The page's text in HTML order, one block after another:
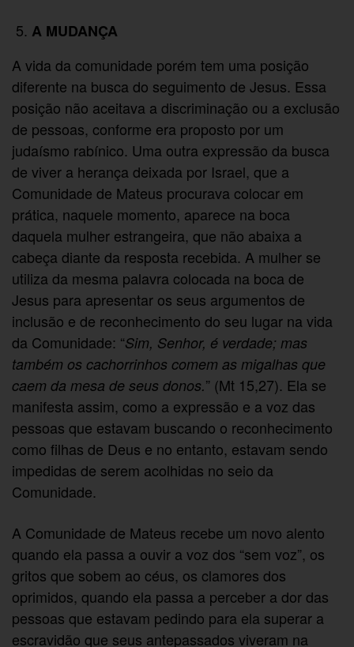
A MUDANÇA
A vida da comunidade porém tem uma posição
diferente na busca do seguimento de Jesus. Essa
posição não aceitava a discriminação ou a exclusão
de pessoas, conforme era proposto por um
judaísmo rabínico. Uma outra expressão da busca
de viver a herança deixada por Israel, que a
Comunidade de Mateus procurava colocar em
prática, naquele momento, aparece na boca
daquela mulher estrangeira, que não abaixa a
cabeça diante da resposta recebida. A mulher se
utiliza da mesma palavra colocada na boca de
Jesus para apresentar os seus argumentos de
inclusão e de reconhecimento do seu lugar na vida
da Comunidade: “Sim, Senhor, é verdade; mas
também os cachorrinhos comem as migalhas que
caem da mesa de seus donos.” (Mt 15,27). Ela se
manifesta assim, como a expressão e a voz das
pessoas que estavam buscando o reconhecimento
como filhas de Deus e no entanto, estavam sendo
impedidas de serem acolhidas no seio da
Comunidade.
A Comunidade de Mateus recebe um novo alento
quando ela passa a ouvir a voz dos “sem voz”, os
gritos que sobem ao céus, os clamores dos
oprimidos, quando ela passa a perceber a dor das
pessoas que estavam pedindo para ela superar a
escravidão que seus antepassados viveram na